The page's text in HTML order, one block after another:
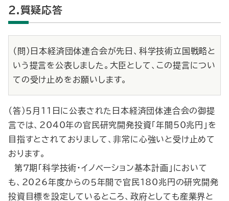
2.質疑応答
（問）日本経済団体連合会が先日、科学技術立国戦略と
いう提言を公表しました。大臣として、この提言につい
ての受け止めをお願いします。
（答）５月11日に公表された日本経済団体連合会の御提
言では、2040年の官民研究開発投資「年間50兆円」を
目指すとされておりまして、非常に心強いと受け止めて
おります。
第７期「科学技術・イノベーション基本計画」において
も、2026年度からの５年間で官民180兆円の研究開発
投資目標を設定しているところ、政府としても産業界と